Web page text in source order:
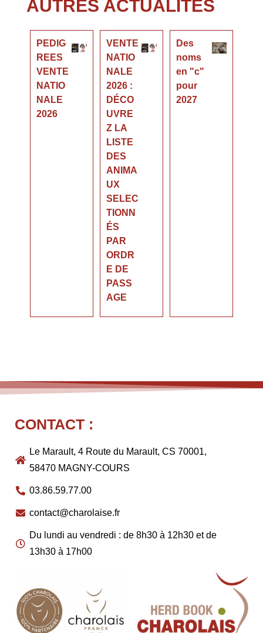
AUTRES ACTUALITÉS
PEDIG
REES
VENTE
NATIO
NALE
2026
VENTE
NATIO
NALE
2026 :
DÉCO
UVRE
Z LA
LISTE
DES
ANIMA
UX
SELEC
TIONN
ÉS
PAR
ORDR
E DE
PASS
AGE
Des
noms
en "c"
pour
2027
CONTACT :
Le Marault, 4 Route du Marault, CS 70001,
58470 MAGNY-COURS
03.86.59.77.00
contact@charolaise.fr
Du lundi au vendredi : de 8h30 à 12h30 et de
13h30 à 17h00